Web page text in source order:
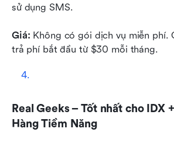
sử dụng SMS.
Giá: Không có gói dịch vụ miễn phí.
trả phí bắt đầu từ $30 mỗi tháng.
Real Geeks – Tốt nhất cho IDX
Hàng Tiềm Năng